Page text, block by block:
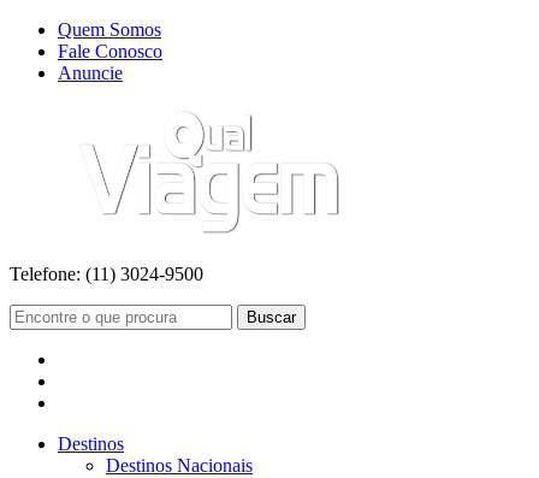
Quem Somos
Fale Conosco
Anuncie
Telefone: (11) 3024-9500
Buscar
Destinos
Destinos Nacionais